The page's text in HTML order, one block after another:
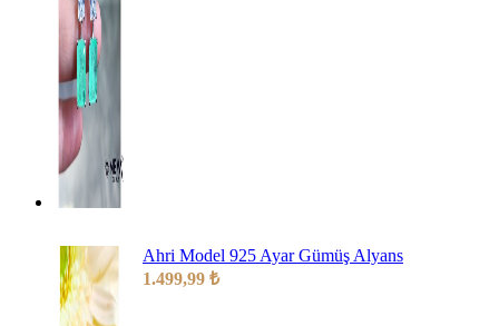
Ahri Model 925 Ayar Gümüş Alyans
1.499,99 ₺